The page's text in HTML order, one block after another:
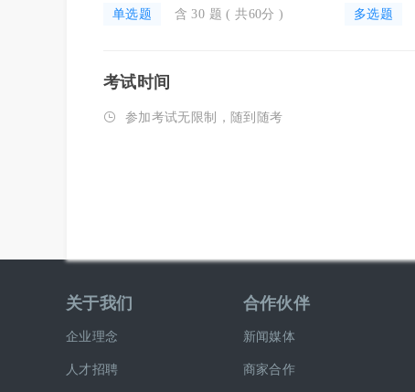
单选题 含 30 题 ( 共60分 ) 多选题
考试时间
 参加考试无限制，随到随考
关于我们
企业理念
人才招聘
合作伙伴
新闻媒体
商家合作